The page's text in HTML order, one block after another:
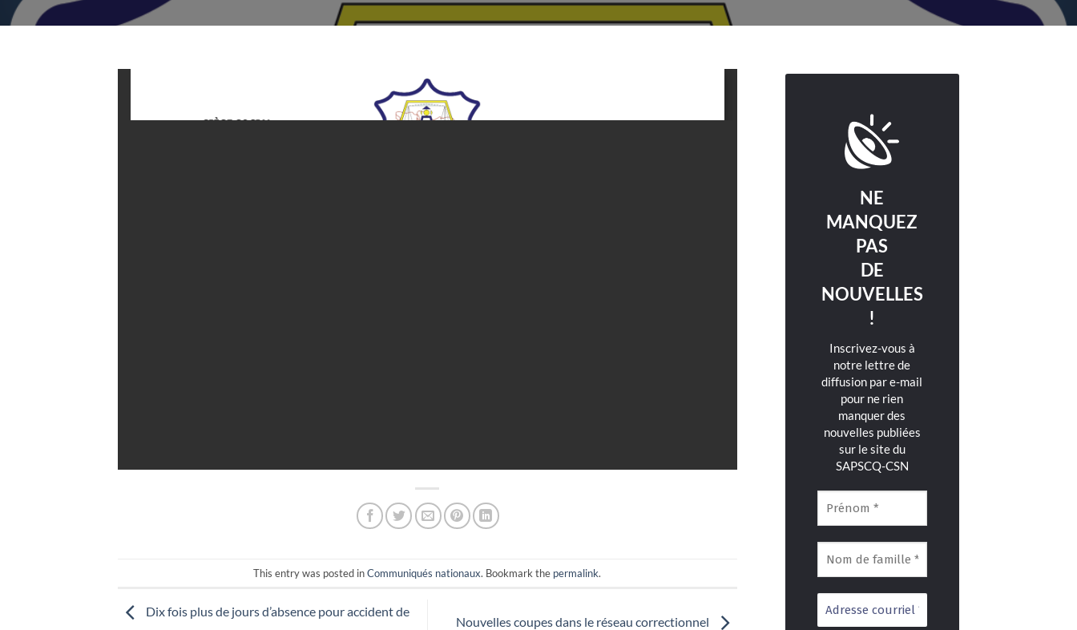
This entry was posted inCommuniqués nationaux. Bookmark the permalink.
Dix fois plus de jours d’absence pour accident de
Nouvelles coupes dans le réseau correctionnel
NE
MANQUEZ
PAS
DE
NOUVELLES
!
Inscrivez-vous à
notre lettre de
diffusion par e-mail
pour ne rien
manquer des
nouvelles publiées
sur le site du
SAPSCQ-CSN